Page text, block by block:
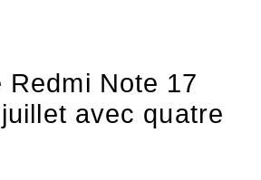
Redmi Note 17
avec quatre